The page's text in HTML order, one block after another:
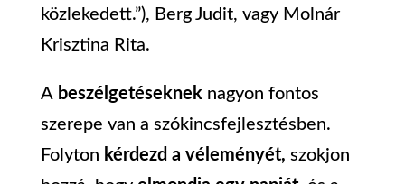
közlekedett.”), Berg Judit, vagy Molnár
Krisztina Rita.
Abeszélgetésekneknagyon fontos
szerepe van a szókincsfejlesztésben.
Folyton kérdezd a véleményét, szokjon